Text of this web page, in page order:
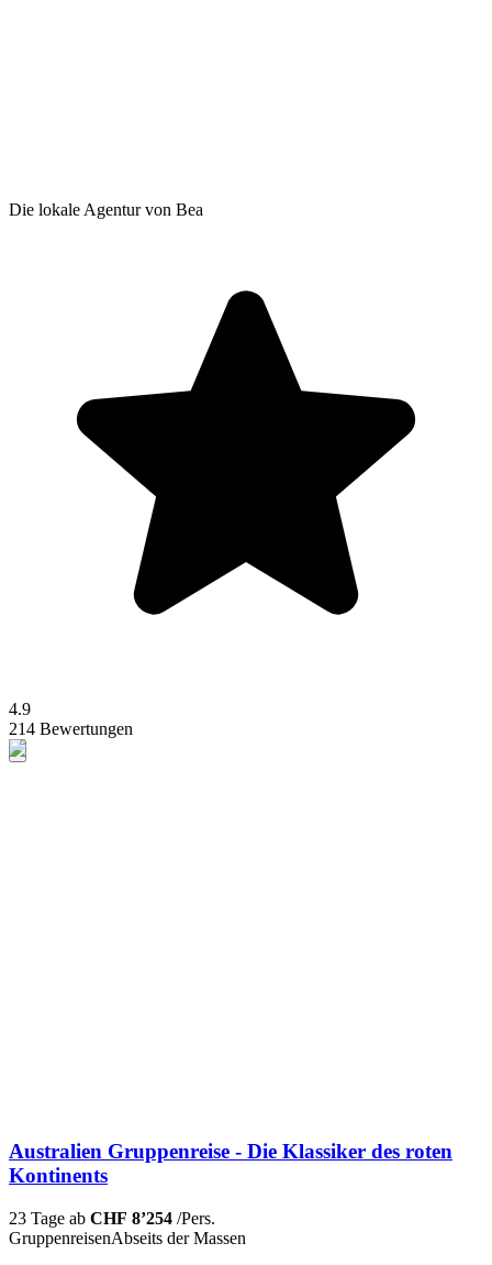
Die lokale Agentur von Bea
4.9
214 Bewertungen
Australien Gruppenreise - Die Klassiker des roten
Kontinents
23 Tage ab CHF 8’254 /Pers.
GruppenreisenAbseits der Massen